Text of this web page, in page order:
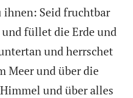
ihnen: Seid fruchtbar
füllet die Erde und
und herrschet
Meer und über die
und über alles